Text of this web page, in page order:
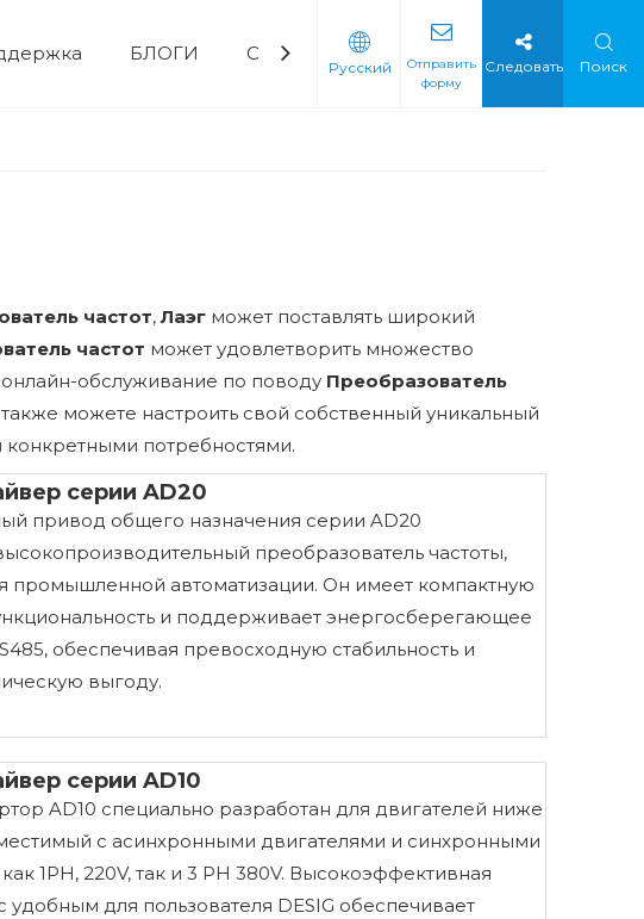
БЛОГИ СВЯЗАТЬСЯ С НАМИ ЧаВо
Pусский
Отправить
форму
Следовать Поиск
частот,Лаэг может поставлять широкий
частот может удовлетворить множество
обслуживание по поводу Преобразователь
можете настроить свой собственный уникальный
конкретными потребностями.
серии AD20
привод общего назначения серии AD20
преобразователь частоты,
промышленной автоматизации. Он имеет компактную
и поддерживает энергосберегающее
обеспечивая превосходную стабильность и
выгоду.
серии AD10
AD10 специально разработан для двигателей ниже
с асинхронными двигателями и синхронными
1PH, 220V, так и 3 PH 380V. Высокоэффективная
удобным для пользователя DESIG обеспечивает